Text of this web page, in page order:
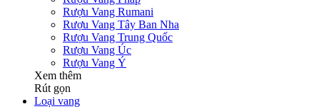
Rượu Vang Rumani
Rượu Vang Tây Ban Nha
Rượu Vang Trung Quốc
Rượu Vang Úc
Rượu Vang Ý
Xem thêm
Rút gọn
Loại vang